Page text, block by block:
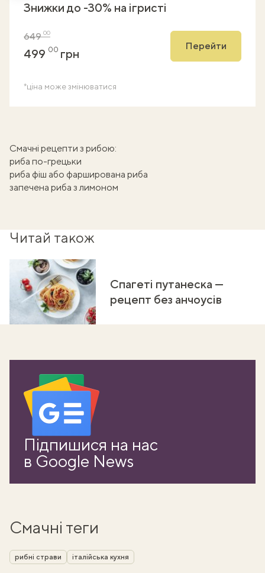
Знижки до -30% на ігристі
64900
499 00 грн
Перейти
*ціна може змінюватися
Смачні рецепти з рибою:
риба по-грецьки
риба фіш або фарширована риба
запечена риба з лимоном
Читай також
Спагеті путанеска —
рецепт без анчоусів
Підпишися на нас
в Google News
Смачні теги
рибні страви італійська кухня